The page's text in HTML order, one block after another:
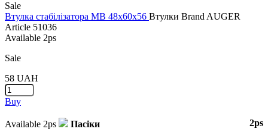
Sale
Втулка стабілізатора MB 48x60x56 Втулки Brand AUGER
Article 51036
Available 2ps
Sale
58 UAH
Buy
Available 2ps Пасіки 2ps